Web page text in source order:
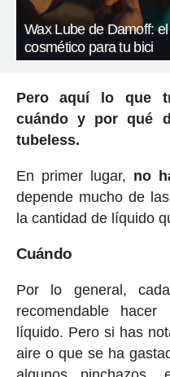
Wax Lube de Damoff:
cosmético para tu bici
Pero aquí lo que
cuándo y por qué
tubeless.
En primer lugar, no
depende mucho de
la cantidad de líquido
Cuándo
Por lo general,
recomendable
líquido. Pero si has
aire o que se ha